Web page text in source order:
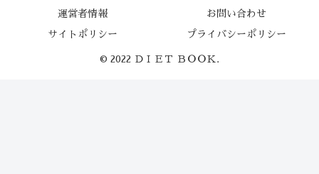
運営者情報 お問い合わせ
サイトポリシー プライバシーポリシー
© 2022 ＤＩＥＴ ＢＯＯＫ.